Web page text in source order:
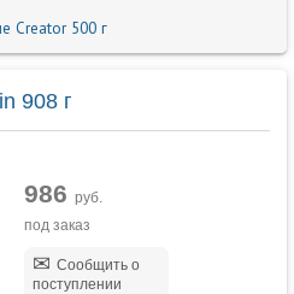
Creator 500 г
908 г
986 руб.
под заказ
Сообщить о
поступлении